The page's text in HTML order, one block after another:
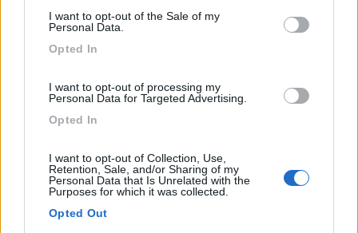
I want to opt-out of the Sale of my
Personal Data.
Opted In
I want to opt-out of processing my
Personal Data for Targeted Advertising.
Opted In
I want to opt-out of Collection, Use,
Retention, Sale, and/or Sharing of my
Personal Data that Is Unrelated with the
Purposes for which it was collected.
Opted Out
Area di sosta (PS+CS)
10 1
Servizi / Posizione